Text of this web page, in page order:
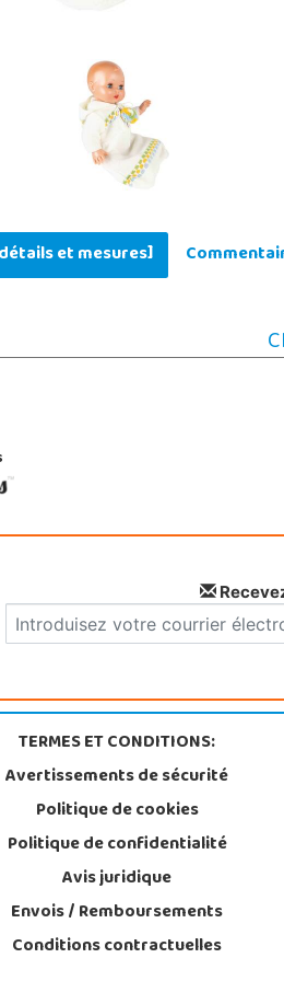
et mesures]
TERMES ET CONDITIONS:
Avertissements de sécurité
Politique de cookies
Politique de confidentialité
Avis juridique
Envois / Remboursements
Conditions contractuelles